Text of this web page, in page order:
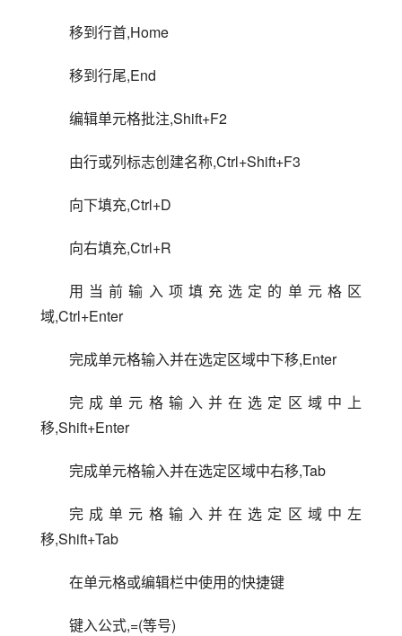
移到行首,Home
移到行尾,End
编辑单元格批注,Shift+F2
由行或列标志创建名称,Ctrl+Shift+F3
向下填充,Ctrl+D
向右填充,Ctrl+R
用当前输入项填充选定的单元格区
域,Ctrl+Enter
完成单元格输入并在选定区域中下移,Enter
完成单元格输入并在选定区域中上
移,Shift+Enter
完成单元格输入并在选定区域中右移,Tab
完成单元格输入并在选定区域中左
移,Shift+Tab
在单元格或编辑栏中使用的快捷键
键入公式,=(等号)